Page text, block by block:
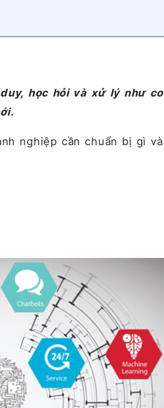
học hỏi và xử lý như
nghiệp cần chuẩn bị gì